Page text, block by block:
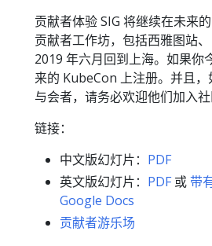
贡献者体验 SIG 将继续在未来
贡献者工作坊，包括西雅图站
2019 年六月回到上海。如果你
来的 KubeCon 上注册。并且
与会者，请务必欢迎他们加入社
链接：
中文版幻灯片： PDF
英文版幻灯片： PDF 或带
Google Docs
贡献者游乐场